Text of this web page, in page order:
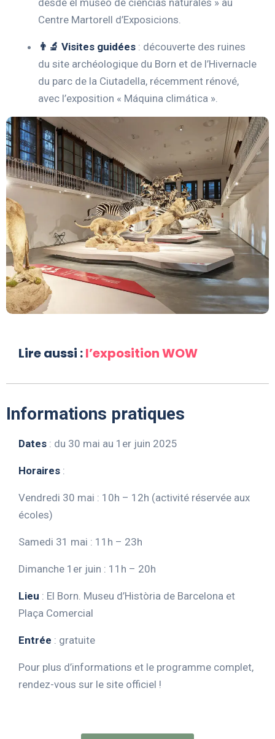
Centre Martorell d’Exposicions.
👨‍🔬 Visites guidées : découverte des ruines
du site archéologique du Born et de l’Hivernacle
du parc de la Ciutadella, récemment rénové,
avec l’exposition « Máquina climática ».
Lire aussi :l’exposition WOW
Informations pratiques
Dates : du 30 mai au 1er juin 2025
Horaires :
Vendredi 30 mai : 10h – 12h (activité réservée aux
écoles)
Samedi 31 mai : 11h – 23h
Dimanche 1er juin : 11h – 20h
Lieu : El Born. Museu d’Història de Barcelona et
Plaça Comercial
Entrée : gratuite
Pour plus d’informations et le programme complet,
rendez-vous sur le site officiel !